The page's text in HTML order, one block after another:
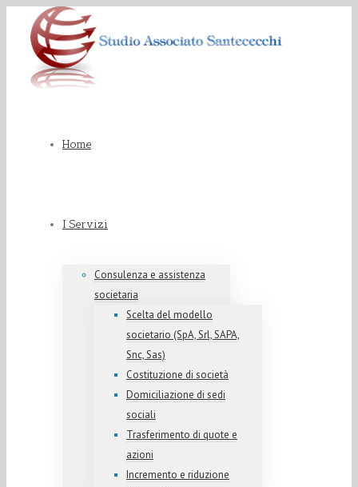
Home
I Servizi
Consulenza e assistenza
societaria
Scelta del modello
societario (SpA, Srl, SAPA,
Snc, Sas)
Costituzione di società
Domiciliazione di sedi
sociali
Trasferimento di quote e
azioni
Incremento e riduzione